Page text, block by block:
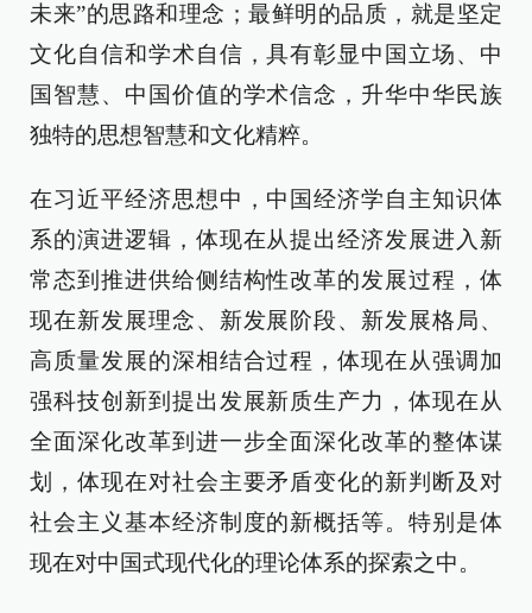
未来”的思路和理念；最鲜明的品质，就是坚定
文化自信和学术自信，具有彰显中国立场、中
国智慧、中国价值的学术信念，升华中华民族
独特的思想智慧和文化精粹。
在习近平经济思想中，中国经济学自主知识体
系的演进逻辑，体现在从提出经济发展进入新
常态到推进供给侧结构性改革的发展过程，体
现在新发展理念、新发展阶段、新发展格局、
高质量发展的深相结合过程，体现在从强调加
强科技创新到提出发展新质生产力，体现在从
全面深化改革到进一步全面深化改革的整体谋
划，体现在对社会主要矛盾变化的新判断及对
社会主义基本经济制度的新概括等。特别是体
现在对中国式现代化的理论体系的探索之中。